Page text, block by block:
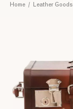
Home / Leather Goods